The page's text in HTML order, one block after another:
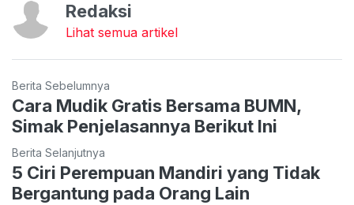
Redaksi
Lihat semua artikel
Berita Sebelumnya
Cara Mudik Gratis Bersama BUMN,
Simak Penjelasannya Berikut Ini
Berita Selanjutnya
5 Ciri Perempuan Mandiri yang Tidak
Bergantung pada Orang Lain